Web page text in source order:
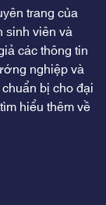
trang của
sinh viên và
các thông tin
nghiệp và
bị cho đại
hiểu thêm về